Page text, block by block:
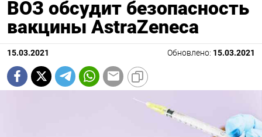
ВОЗ обсудит безопасность
вакцины AstraZeneca
15.03.2021 Обновлено: 15.03.2021